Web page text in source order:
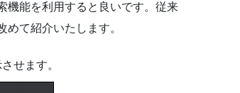
機能を利用すると良いです。従来
て紹介いたします。
せます。